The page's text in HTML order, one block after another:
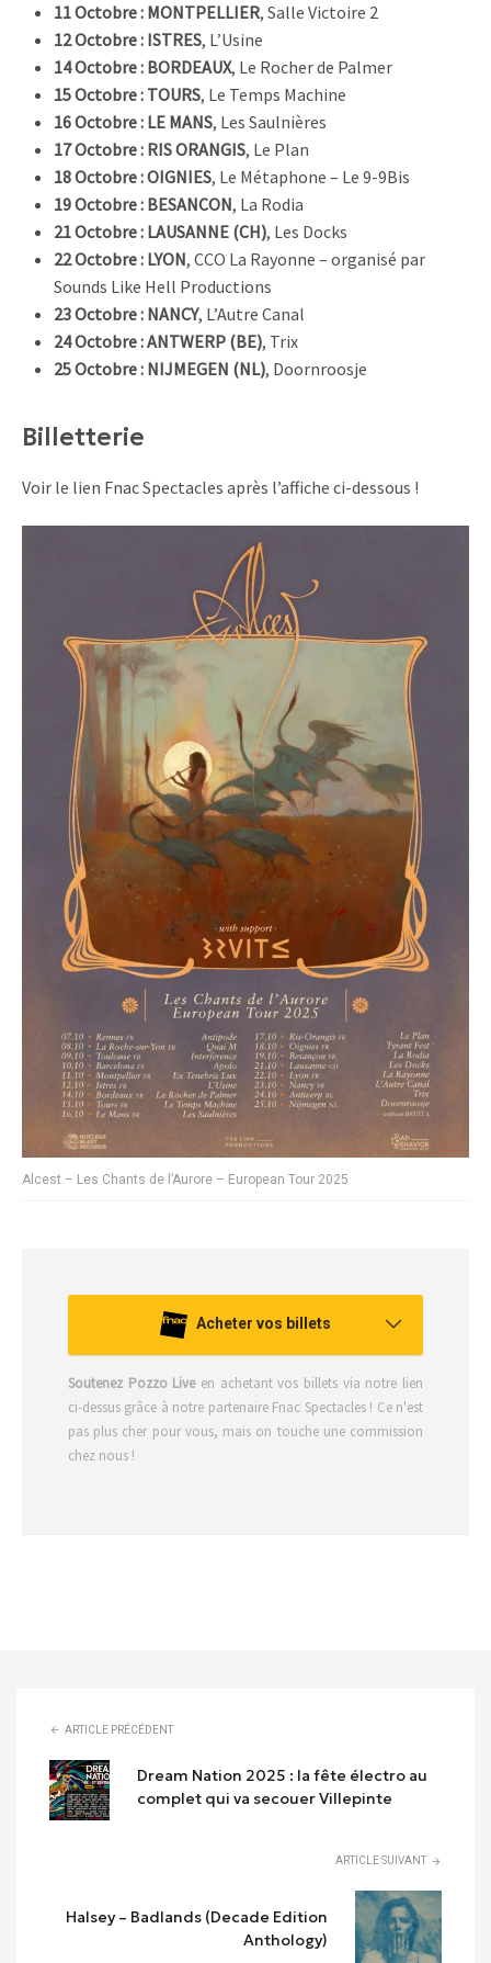
11 Octobre : MONTPELLIER, Salle Victoire 2
12 Octobre : ISTRES, L’Usine
14 Octobre : BORDEAUX, Le Rocher de Palmer
15 Octobre : TOURS, Le Temps Machine
16 Octobre : LE MANS, Les Saulnières
17 Octobre : RIS ORANGIS, Le Plan
18 Octobre : OIGNIES, Le Métaphone – Le 9-9Bis
19 Octobre : BESANCON, La Rodia
21 Octobre : LAUSANNE (CH), Les Docks
22 Octobre : LYON, CCO La Rayonne – organisé par
Sounds Like Hell Productions
23 Octobre : NANCY, L’Autre Canal
24 Octobre : ANTWERP (BE), Trix
25 Octobre : NIJMEGEN (NL), Doornroosje
Billetterie
Voir le lien Fnac Spectacles après l’affiche ci-dessous !
Alcest – Les Chants de l’Aurore – European Tour 2025
Acheter vos billets
Soutenez Pozzo Liveen achetant vos billets via notre lien
ci-dessus grâce à notre partenaire Fnac Spectacles ! Ce n'est
pas plus cher pour vous, mais on touche une commission
chez nous !
ARTICLE PRÉCÉDENT
Dream Nation 2025 : la fête électro au
complet qui va secouer Villepinte
ARTICLE SUIVANT
Halsey – Badlands (Decade Edition
Anthology)